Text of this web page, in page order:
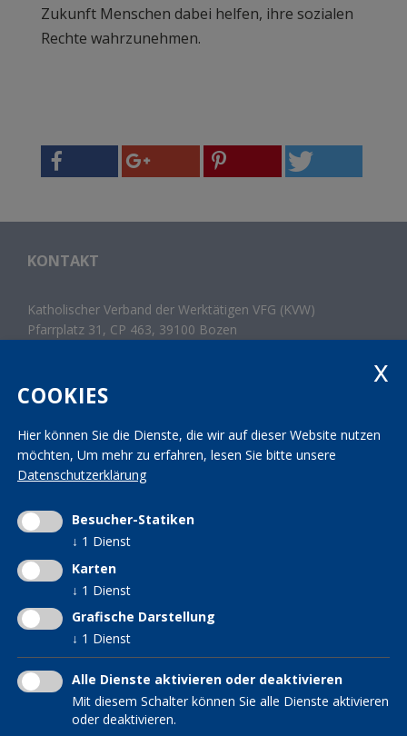
Zukunft Menschen dabei helfen, ihre sozialen
Rechte wahrzunehmen.
KONTAKT
Katholischer Verband der Werktätigen VFG (KVW)
Pfarrplatz 31, CP 463, 39100 Bozen
landesleitung@kvw.org
Impressum|Datenschutz|Transparenz
Mwst.-Nr. 01163950213 | St.-Nr. 80006160214
INTERESSENSGRUPPEN IM
Frauen im KVW
KVW Hilfsfonds
KVW Interessensgruppe
für Verwitwete und
Alleinstehende
KVW Senioren
Hebammen im KVW
Südtiroler in der Welt
COOKIES
Hier können Sie die Dienste, die wir auf dieser Website nutzen
möchten, Um mehr zu erfahren, lesen Sie bitte unsere
Datenschutzerklärung
Besucher-Statiken
↓ 1 Dienst
Karten
↓ 1 Dienst
Grafische Darstellung
↓ 1 Dienst
Alle Dienste aktivieren oder deaktivieren
Mit diesem Schalter können Sie alle Dienste aktivieren
oder deaktivieren.